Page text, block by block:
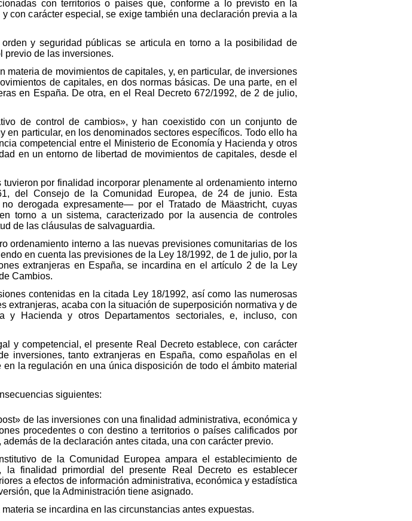
con territorios o países que, conforme a lo previsto en la
con carácter especial, se exige también una declaración previa a la
y seguridad públicas se articula en torno a la posibilidad de
previo de las inversiones.
de movimientos de capitales, y, en particular, de inversiones
de capitales, en dos normas básicas. De una parte, en el
en España. De otra, en el Real Decreto 672/1992, de 2 de julio,
de control de cambios», y han coexistido con un conjunto de
particular, en los denominados sectores específicos. Todo ello ha
competencial entre el Ministerio de Economía y Hacienda y otros
en un entorno de libertad de movimientos de capitales, desde el
por finalidad incorporar plenamente al ordenamiento interno
del Consejo de la Comunidad Europea, de 24 de junio. Esta
derogada expresamente— por el Tratado de Mäastricht, cuyas
torno a un sistema, caracterizado por la ausencia de controles
de las cláusulas de salvaguardia.
ordenamiento interno a las nuevas previsiones comunitarias de los
en cuenta las previsiones de la Ley 18/1992, de 1 de julio, por la
extranjeras en España, se incardina en el artículo 2 de la Ley
Cambios.
contenidas en la citada Ley 18/1992, así como las numerosas
extranjeras, acaba con la situación de superposición normativa y de
y Hacienda y otros Departamentos sectoriales, e, incluso, con
y competencial, el presente Real Decreto establece, con carácter
inversiones, tanto extranjeras en España, como españolas en el
la regulación en una única disposición de todo el ámbito material
siguientes:
de las inversiones con una finalidad administrativa, económica y
procedentes o con destino a territorios o países calificados por
de la declaración antes citada, una con carácter previo.
de la Comunidad Europea ampara el establecimiento de
la finalidad primordial del presente Real Decreto es establecer
a efectos de información administrativa, económica y estadística
que la Administración tiene asignado.
se incardina en las circunstancias antes expuestas.